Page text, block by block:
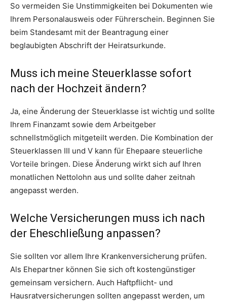
So vermeiden Sie Unstimmigkeiten bei Dokumenten wie
Ihrem Personalausweis oder Führerschein. Beginnen Sie
beim Standesamt mit der Beantragung einer
beglaubigten Abschrift der Heiratsurkunde.
Muss ich meine Steuerklasse sofort
nach der Hochzeit ändern?
Ja, eine Änderung der Steuerklasse ist wichtig und sollte
Ihrem Finanzamt sowie dem Arbeitgeber
schnellstmöglich mitgeteilt werden. Die Kombination der
Steuerklassen III und V kann für Ehepaare steuerliche
Vorteile bringen. Diese Änderung wirkt sich auf Ihren
monatlichen Nettolohn aus und sollte daher zeitnah
angepasst werden.
Welche Versicherungen muss ich nach
der Eheschließung anpassen?
Sie sollten vor allem Ihre Krankenversicherung prüfen.
Als Ehepartner können Sie sich oft kostengünstiger
gemeinsam versichern. Auch Haftpflicht- und
Hausratversicherungen sollten angepasst werden, um